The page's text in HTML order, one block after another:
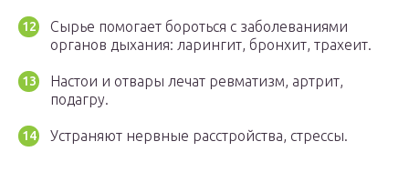
Сырье помогает бороться с заболеваниями
органов дыхания: ларингит, бронхит, трахеит.
Настои и отвары лечат ревматизм, артрит,
подагру.
Устраняют нервные расстройства, стрессы.